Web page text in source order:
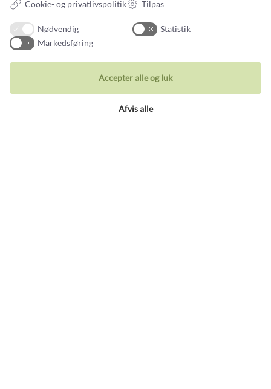
Cookiebetingelser og privatlivspolitik
Persondatapolitik
Cookie- og privatlivspolitik Tilpas
Nødvendig
Statistik
Markedsføring
Afvis alle
Accepter alle og luk